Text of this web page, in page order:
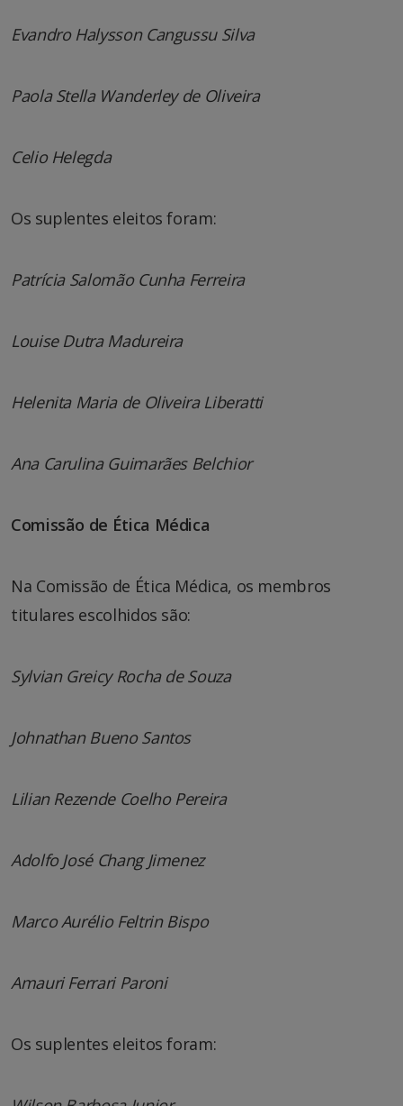
Evandro Halysson Cangussu Silva
Paola Stella Wanderley de Oliveira
Celio Helegda
Os suplentes eleitos foram:
Patrícia Salomão Cunha Ferreira
Louise Dutra Madureira
Helenita Maria de Oliveira Liberatti
Ana Carulina Guimarães Belchior
Comissão de Ética Médica
Na Comissão de Ética Médica, os membros
titulares escolhidos são:
Sylvian Greicy Rocha de Souza
Johnathan Bueno Santos
Lilian Rezende Coelho Pereira
Adolfo José Chang Jimenez
Marco Aurélio Feltrin Bispo
Amauri Ferrari Paroni
Os suplentes eleitos foram: